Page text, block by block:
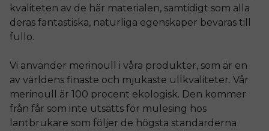
kvaliteten av de här materialen, samtidigt som alla
deras fantastiska, naturliga egenskaper bevaras till
fullo.
Vi använder merinoull i våra produkter, som är en
av världens finaste och mjukaste ullkvaliteter. Vår
merinoull är 100 procent ekologisk. Den kommer
från får som inte utsätts för mulesing hos
lantbrukare som följer de högsta standarderna